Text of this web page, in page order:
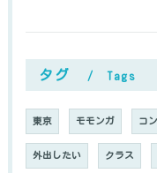
タグ Tags
東京 モモンガ コ
外出したい クラス